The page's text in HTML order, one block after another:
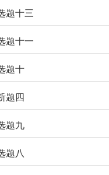
题十三
题十一
题十
题四
题九
题八